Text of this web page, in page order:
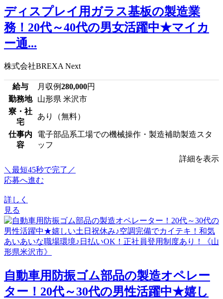
ディスプレイ用ガラス基板の製造業
務！20代～40代の男女活躍中★マイカ
ー通...
株式会社BREXA Next
給与 月収例280,000円
勤務地
山形県 米沢市
寮・社
宅
あり（無料）
仕事内
容
電子部品系工場での機械操作・製造補助製造スタ
ッフ
詳細を表示
＼最短45秒で完了／
応募へ進む
詳しく
見る
自動車用防振ゴム部品の製造オペレー
ター！20代～30代の男性活躍中★嬉し